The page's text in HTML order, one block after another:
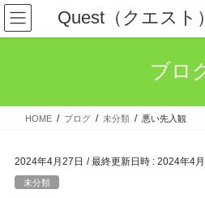
コ
ン
テ
ス
ナ
ビ
ゲ
ン
Quest（クエスト
ブロ
HOME ブログ 未分類 悪い先入観
2024年4月27日 / 最終更新日時 : 2024年4
未分類